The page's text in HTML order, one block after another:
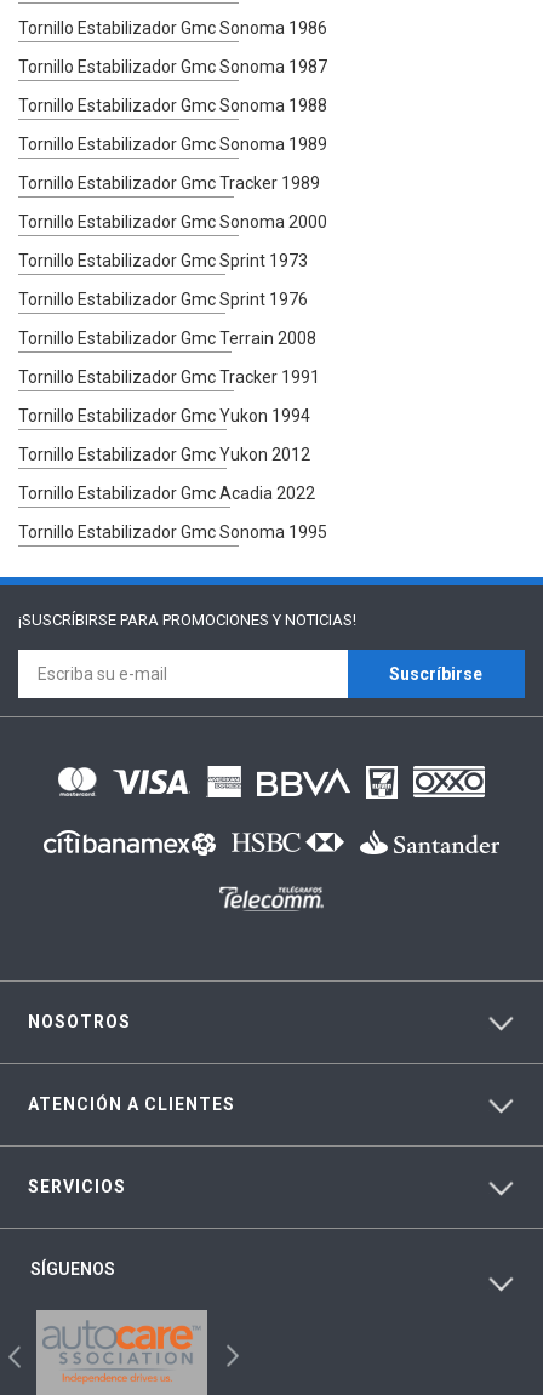
Tornillo Estabilizador Gmc Sonoma 1986
Tornillo Estabilizador Gmc Sonoma 1987
Tornillo Estabilizador Gmc Sonoma 1988
Tornillo Estabilizador Gmc Sonoma 1989
Tornillo Estabilizador Gmc Tracker 1989
Tornillo Estabilizador Gmc Sonoma 2000
Tornillo Estabilizador Gmc Sprint 1973
Tornillo Estabilizador Gmc Sprint 1976
Tornillo Estabilizador Gmc Terrain 2008
Tornillo Estabilizador Gmc Tracker 1991
Tornillo Estabilizador Gmc Yukon 1994
Tornillo Estabilizador Gmc Yukon 2012
Tornillo Estabilizador Gmc Acadia 2022
Tornillo Estabilizador Gmc Sonoma 1995
¡SUSCRÍBIRSE PARA PROMOCIONES Y NOTICIAS!
Suscríbirse
NOSOTROS
ATENCIÓN A CLIENTES
SERVICIOS
SÍGUENOS